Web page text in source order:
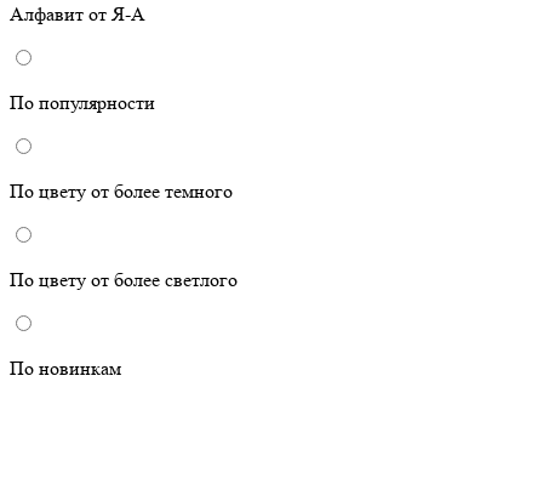
Алфавит от Я-А
По популярности
По цвету от более темного
По цвету от более светлого
По новинкам